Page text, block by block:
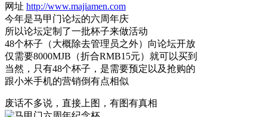
网址 http://www.majiamen.com
今年是马甲门论坛的六周年庆
所以论坛定制了一批杯子来做活动
48个杯子（大概除去管理员之外）向论坛开放
仅需要8000MJB（折合RMB15元）就可以买到
当然，只有48个杯子，是需要预定以及抢购的
跟小米手机的营销倒有点相似
废话不多说，直接上图，有图有真相